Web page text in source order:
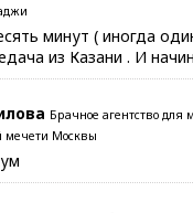
минут ( иногда
из Казани . И
Брачное агентство для
мечети Москвы